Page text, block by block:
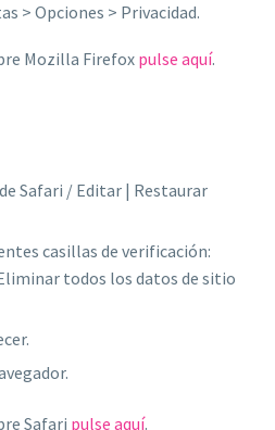
> Opciones > Privacidad.
Mozilla Firefox pulse aquí.
Safari / Editar | Restaurar
casillas de verificación:
todos los datos de sitio
Safari pulse aquí.